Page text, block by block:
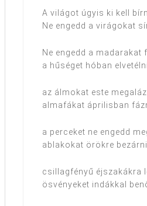
A világot úgyis ki kell
Ne engedd a virágokat
Ne engedd a madarakat
a hűséget hóban
az álmokat este
almafákat áprilisban
a perceket ne engedd
ablakokat örökre
csillagfényű éjszakákra
ösvényeket indákkal